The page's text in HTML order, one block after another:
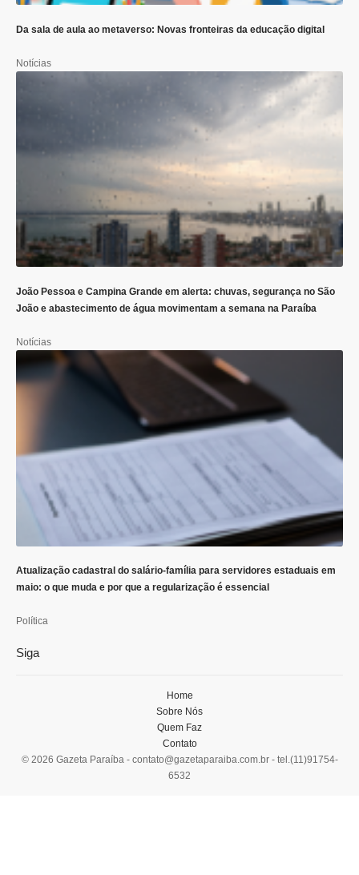
Da sala de aula ao metaverso: Novas fronteiras da educação digital
Notícias
João Pessoa e Campina Grande em alerta: chuvas, segurança no São
João e abastecimento de água movimentam a semana na Paraíba
Notícias
Atualização cadastral do salário-família para servidores estaduais em
maio: o que muda e por que a regularização é essencial
Política
Siga
© 2026 Gazeta Paraíba - contato@gazetaparaiba.com.br- tel.(11)91754-
6532
Home
Sobre Nós
Quem Faz
Contato